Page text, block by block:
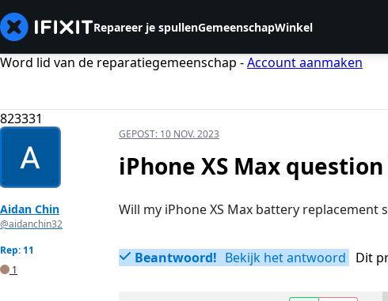
Repareer je spullenGemeenschapWinkel
Word lid van de reparatiegemeenschap -Account aanmaken
823331
Aidan Chin
@aidanchin32
Rep: 11
1
GEPOST: 10 NOV. 2023
iPhone XS Max
Will my iPhone XS Max battery
Beantwoord! Bekijk het antwoord Dit